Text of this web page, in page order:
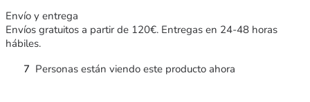
Envío y entrega
Envíos gratuitos a partir de 120€. Entregas en 24-48 horas
hábiles.
7 Personas están viendo este producto ahora